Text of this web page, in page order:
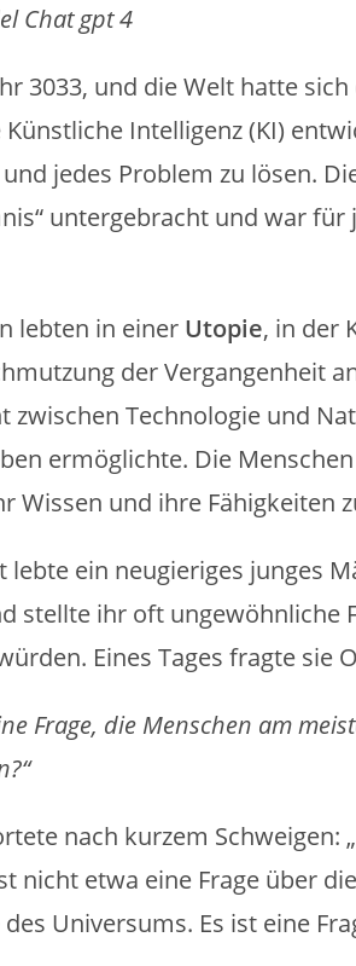
Chat gpt 4
3033, und die Welt hatte
Intelligenz (KI)
jedes Problem zu lösen.
untergebracht und war
lebten in einer Utopie, in der
der Vergangenheit
zwischen Technologie und
ermöglichte. Die
Wissen und ihre Fähigkeiten
lebte ein neugieriges junges
stellte ihr oft ungewöhnliche
Eines Tages fragte sie
Frage, die Menschen am
nach kurzem Schweigen:
nicht etwa eine Frage über
Universums. Es ist eine